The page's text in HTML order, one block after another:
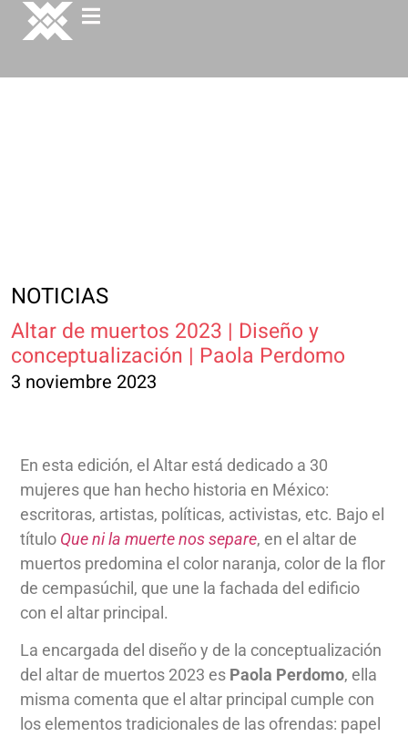
NOTICIAS
Altar de muertos 2023 | Diseño y
conceptualización | Paola Perdomo
3 noviembre 2023
En esta edición, el Altar está dedicado a 30
mujeres que han hecho historia en México:
escritoras, artistas, políticas, activistas, etc. Bajo el
título Que ni la muerte nos separe, en el altar de
muertos predomina el color naranja, color de la flor
de cempasúchil, que une la fachada del edificio
con el altar principal.
La encargada del diseño y de la conceptualización
del altar de muertos 2023 es Paola Perdomo, ella
misma comenta que el altar principal cumple con
los elementos tradicionales de las ofrendas: papel